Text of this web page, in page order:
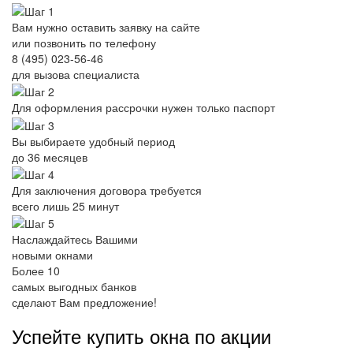
Вам нужно оставить заявку на сайте
или позвонить по телефону
8 (495) 023-56-46
для вызова специалиста
Для оформления рассрочки нужен только паспорт
Вы выбираете удобный период
до 36 месяцев
Для заключения договора требуется
всего лишь 25 минут
Наслаждайтесь Вашими
новыми окнами
Более 10
самых выгодных банков
сделают Вам предложение!
Успейте купить окна по акции